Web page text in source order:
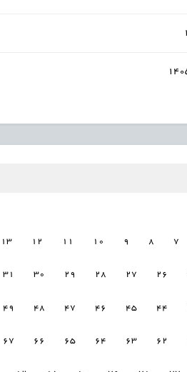
7
8
9
10
11
12
13
26
27
28
29
30
31
44
45
46
47
48
49
62
63
64
65
66
67